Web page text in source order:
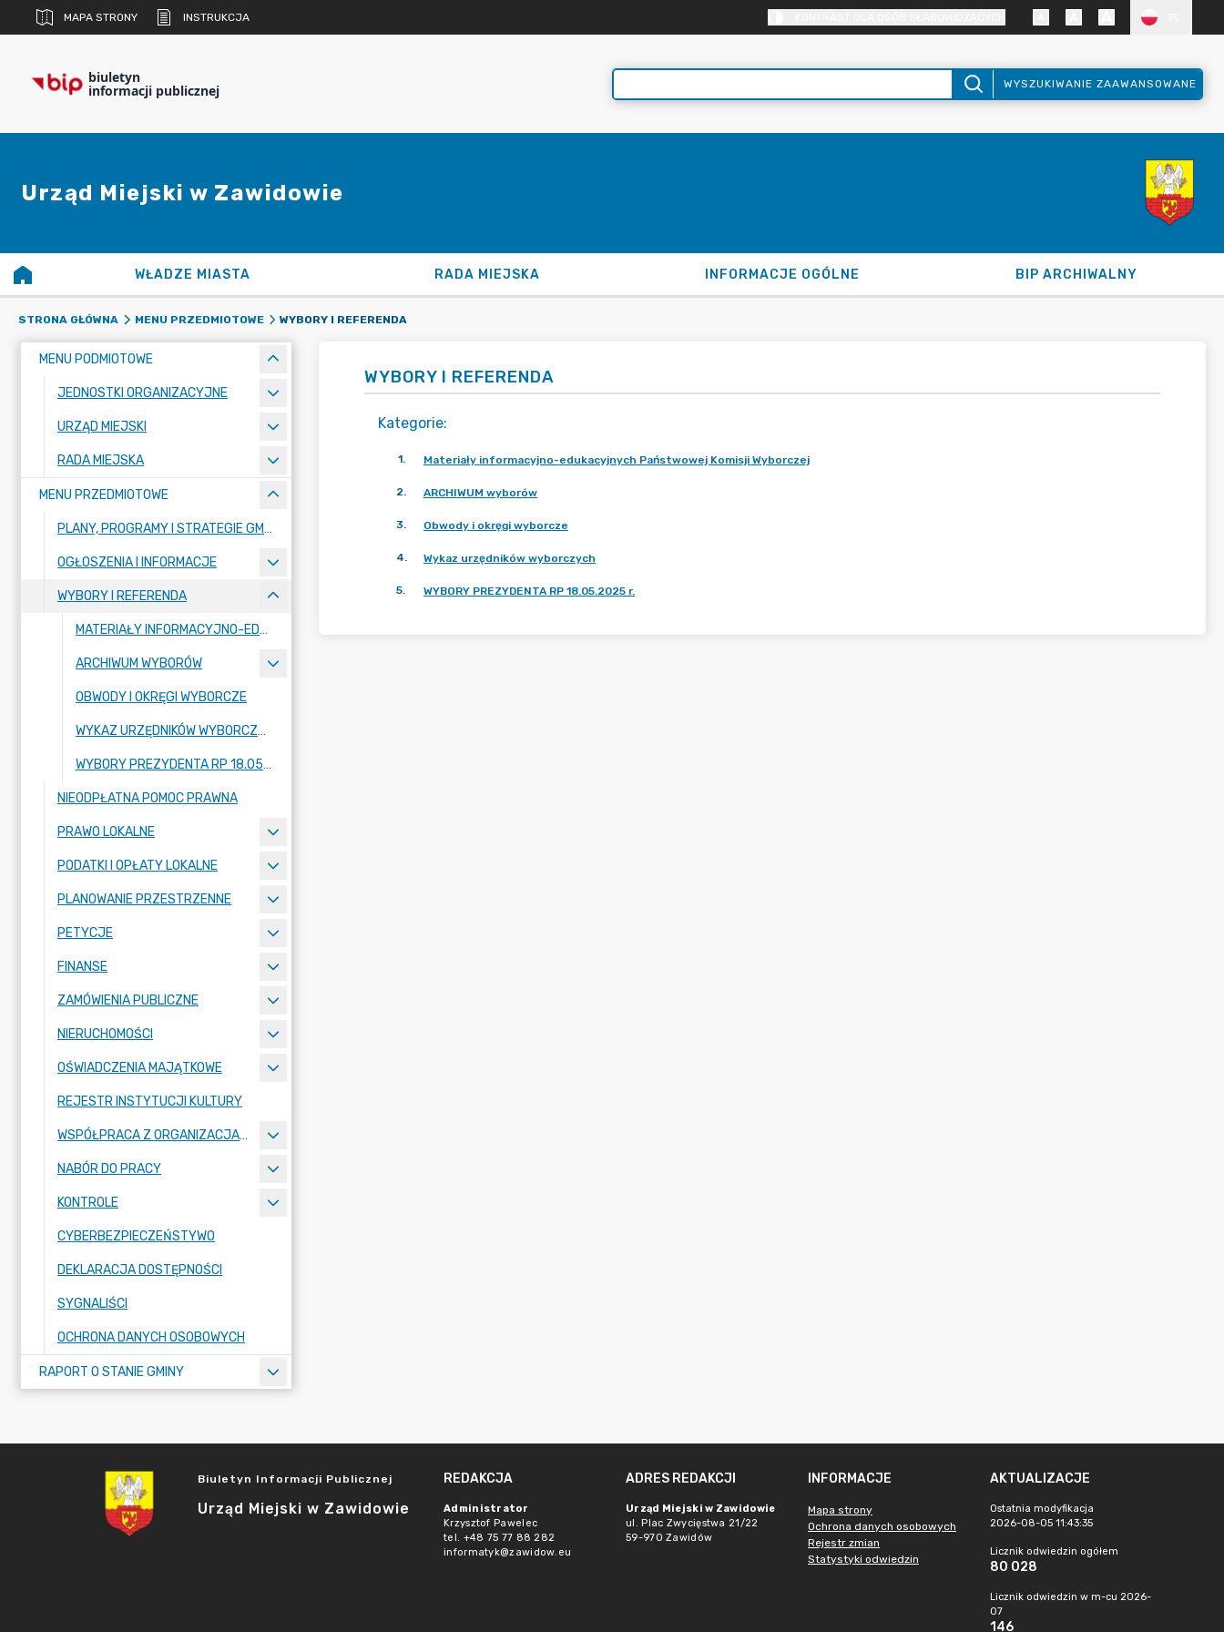
MAPA STRONY INSTRUKCJA
biuletyn
informacji publicznej WYSZUKIWANIE ZAAWANSOWANE
Urząd Miejski w Zawidowie
WŁADZE MIASTA RADA MIEJSKA INFORMACJE OGÓLNE BIP ARCHIWALNY
STRONA GŁÓWNA MENU PRZEDMIOTOWE WYBORY I REFERENDA
MENU PODMIOTOWE
JEDNOSTKI ORGANIZACYJNE
URZĄD MIEJSKI
RADA MIEJSKA
MENU PRZEDMIOTOWE
PLANY, PROGRAMY I STRATEGIE GMINY
OGŁOSZENIA I INFORMACJE
WYBORY I REFERENDA
MATERIAŁY INFORMACYJNO-EDUKACYJNYCH PAŃSTWOWEJ KOMISJI WYBORCZEJ
ARCHIWUM WYBORÓW
OBWODY I OKRĘGI WYBORCZE
WYKAZ URZĘDNIKÓW WYBORCZYCH
WYBORY PREZYDENTA RP 18.05.2025 R.
NIEODPŁATNA POMOC PRAWNA
PRAWO LOKALNE
PODATKI I OPŁATY LOKALNE
PLANOWANIE PRZESTRZENNE
PETYCJE
FINANSE
ZAMÓWIENIA PUBLICZNE
NIERUCHOMOŚCI
OŚWIADCZENIA MAJĄTKOWE
REJESTR INSTYTUCJI KULTURY
WSPÓŁPRACA Z ORGANIZACJAMI POZARZĄDOWYMI
NABÓR DO PRACY
KONTROLE
CYBERBEZPIECZEŃSTYWO
DEKLARACJA DOSTĘPNOŚCI
SYGNALIŚCI
OCHRONA DANYCH OSOBOWYCH
RAPORT O STANIE GMINY
WYBORY I REFERENDA
Kategorie:
1. Materiały informacyjno-edukacyjnych Państwowej Komisji Wyborczej
2. ARCHIWUM wyborów
3. Obwody i okręgi wyborcze
4. Wykaz urzędników wyborczych
5. WYBORY PREZYDENTA RP 18.05.2025 r.
Biuletyn Informacji Publicznej
Urząd Miejski w Zawidowie
REDAKCJA
Administrator
Krzysztof Pawelec
tel. +48 75 77 88 282
informatyk@zawidow.eu
ADRES REDAKCJI
Urząd Miejski w Zawidowie
ul. Plac Zwycięstwa 21/22
59-970 Zawidów
INFORMACJE
Mapa strony
Ochrona danych osobowych
Rejestr zmian
Statystyki odwiedzin
AKTUALIZACJE
Ostatnia modyfikacja
2026-08-05 11:43:35
Licznik odwiedzin ogółem
80 028
Licznik odwiedzin w m-cu 2026-
07
146